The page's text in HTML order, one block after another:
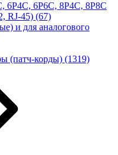
6P4C, 6P6C, 8P4C, 8P8C
RJ-45) (67)
и для аналогового
(патч-корды) (1319)